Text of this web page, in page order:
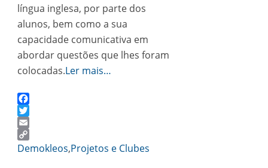
língua inglesa, por parte dos
alunos, bem como a sua
capacidade comunicativa em
abordar questões que lhes foram
colocadas.Ler mais…
Facebook
Twitter
Email
Copy
Demokleos,Projetos e Clubes